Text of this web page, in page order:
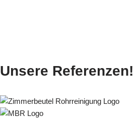
Unsere Referenzen!